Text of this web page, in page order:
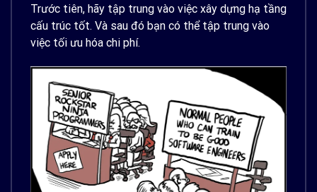
Trước tiên, hãy tập trung vào việc xây dựng hạ tầng
cấu trúc tốt. Và sau đó bạn có thể tập trung vào
việc tối ưu hóa chi phí.